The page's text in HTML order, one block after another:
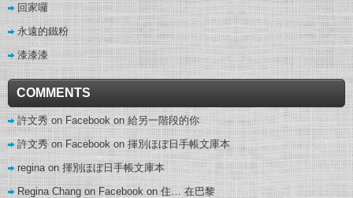
回家囉
永遠的鐵粉
漆漆漆
COMMENTS
許文秀 on Facebookon給另一階段的你
許文秀 on Facebookon揮別ほぼ日手帳文庫本
reginaon 揮別ほぼ日手帳文庫本
Regina Chang on Facebookon住… 在巴黎